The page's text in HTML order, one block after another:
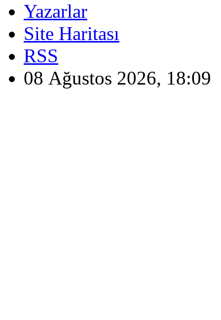
Yazarlar
Site Haritası
RSS
08 Ağustos 2026, 18:09